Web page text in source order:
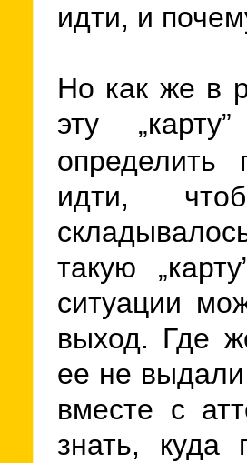
идти, и
Но как же в
эту „карту”
идти,
такую „карту
ситуации
выход. Где
ее не
вместе с
знать, куда